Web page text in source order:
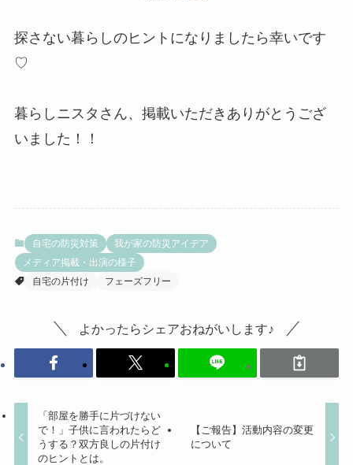
探さない暮らしのヒントになりましたら幸いです
♡
暮らしニスタさん、掲載いただきありがとうござ
いました！！
自宅の防災対策
我が家の防災アイデア
メディア掲載・出演の様子
自宅の片付け
フェーズフリー
よかったらシェアおねがいします♪
「部屋を勝手に片づけない
で！」子供に言われたらど
うする？双方良しの片付け
のヒントとは。
【ご報告】活動内容の変更
について